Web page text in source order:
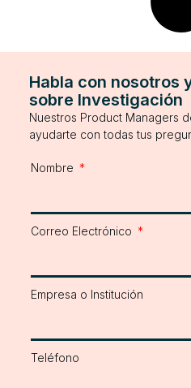
Habla con nosotros
sobre Investigación
Nuestros Product Managers
ayudarte con todas tus
Nombre
Correo Electrónico
Empresa o Institución
Teléfono